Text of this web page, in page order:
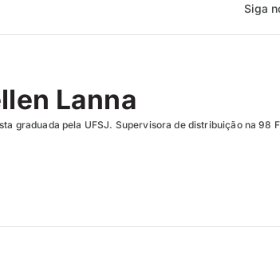
Siga
Lanna
graduada pela UFSJ. Supervisora de distribuição na 98